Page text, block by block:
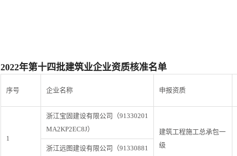
2022年第十四批建筑业企业资质核准名单
序号 企业名称 申报资质
1
浙江宝固建设有限公司（91330201
MA2KP2EC8J）
建筑工程施工总承包一
级
浙江远图建设有限公司（91330881